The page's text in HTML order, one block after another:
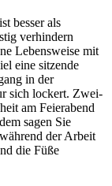
besser als
verhindern
Lebensweise mit
eine sitzende
in der
sich lockert. Zwei-
am Feierabend
sagen Sie
der Arbeit
die Füße